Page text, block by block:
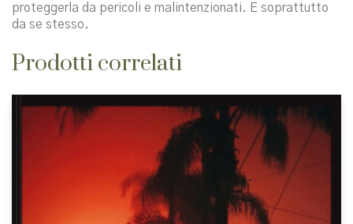
proteggerla da pericoli e malintenzionati. E soprattutto
da se stesso.
Prodotti correlati